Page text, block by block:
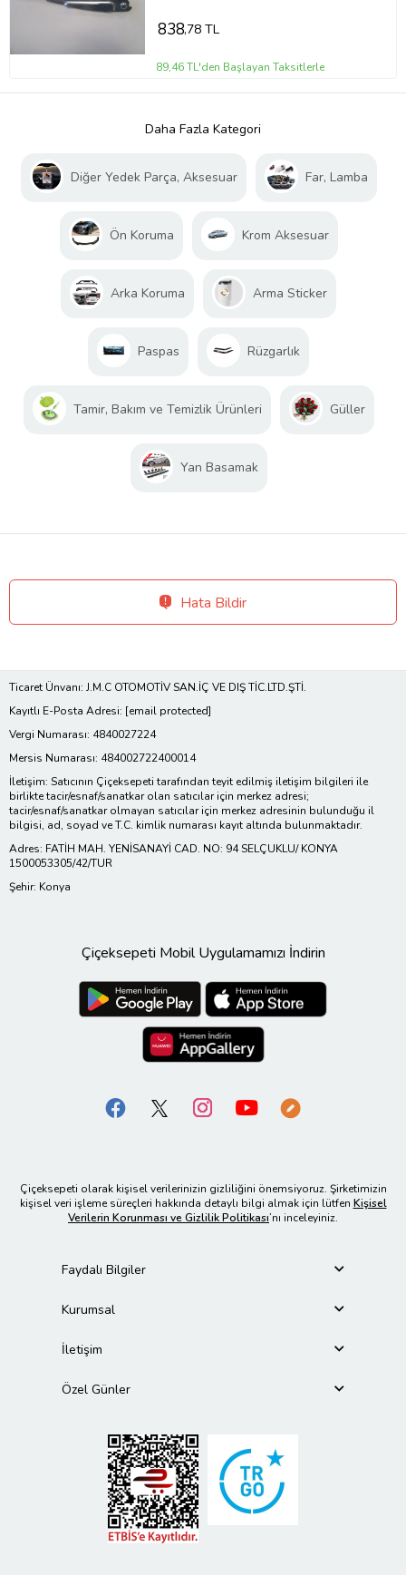
838,78 TL
89,46 TL'den Başlayan Taksitlerle
Daha Fazla Kategori
Diğer Yedek Parça, Aksesuar Far, Lamba
Ön Koruma Krom Aksesuar
Arka Koruma Arma Sticker
Paspas Rüzgarlık
Tamir, Bakım ve Temizlik Ürünleri Güller
Yan Basamak
Hata Bildir
Ticaret Ünvanı: J.M.C OTOMOTİV SAN.İÇ VE DIŞ TİC.LTD.ŞTİ.
Kayıtlı E-Posta Adresi: [email protected]
Vergi Numarası: 4840027224
Mersis Numarası: 484002722400014
İletişim: Satıcının Çiçeksepeti tarafından teyit edilmiş iletişim bilgileri ile
birlikte tacir/esnaf/sanatkar olan satıcılar için merkez adresi;
tacir/esnaf/sanatkar olmayan satıcılar için merkez adresinin bulunduğu il
bilgisi, ad, soyad ve T.C. kimlik numarası kayıt altında bulunmaktadır.
Adres: FATİH MAH. YENİSANAYİ CAD. NO: 94 SELÇUKLU/ KONYA
1500053305/42/TUR
Şehir: Konya
Çiçeksepeti Mobil Uygulamamızı İndirin
Çiçeksepeti olarak kişisel verilerinizin gizliliğini önemsiyoruz. Şirketimizin
kişisel veri işleme süreçleri hakkında detaylı bilgi almak için lütfen Kişisel
Verilerin Korunması ve Gizlilik Politikası’nı inceleyiniz.
Faydalı Bilgiler
Kurumsal
İletişim
Özel Günler